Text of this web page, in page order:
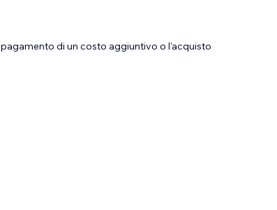
di un costo aggiuntivo o l'acquisto